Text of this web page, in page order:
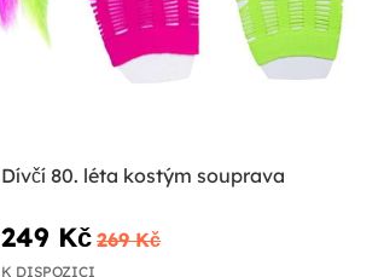
Dívčí 80. léta kostým souprava
249 Kč 269 Kč
K DISPOZICI